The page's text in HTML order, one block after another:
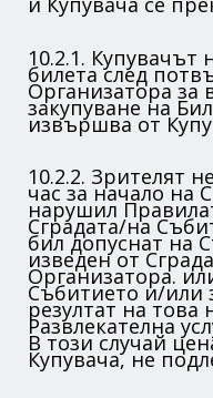
10.2.1. Купувачът
билета след
Организатора за
закупуване на
извършва от
10.2.2. Зрителят
час за начало на
нарушил
Сградата/на
бил допуснат на
изведен от
Организатора.
Събитието и/или
резултат на
Развлекателна
В този случай
Купувача, не